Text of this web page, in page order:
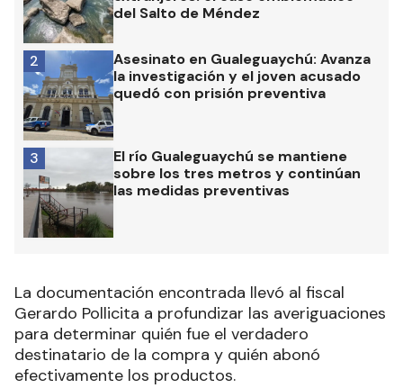
del Salto de Méndez
Asesinato en Gualeguaychú: Avanza
la investigación y el joven acusado
quedó con prisión preventiva
2
El río Gualeguaychú se mantiene
sobre los tres metros y continúan
las medidas preventivas
3
La documentación encontrada llevó al fiscal
Gerardo Pollicita a profundizar las averiguaciones
para determinar quién fue el verdadero
destinatario de la compra y quién abonó
efectivamente los productos.